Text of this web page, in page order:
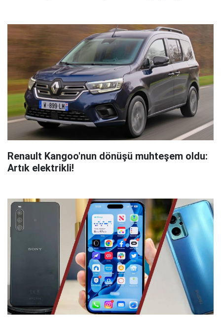
Renault Kangoo'nun dönüşü muhteşem oldu:
Artık elektrikli!